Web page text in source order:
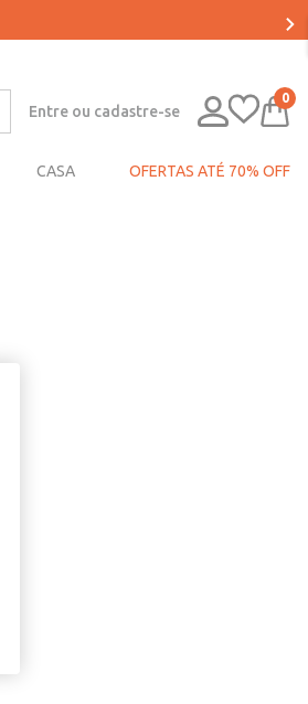
Entre ou cadastre-se
0
CASA OFERTAS ATÉ 70% OFF